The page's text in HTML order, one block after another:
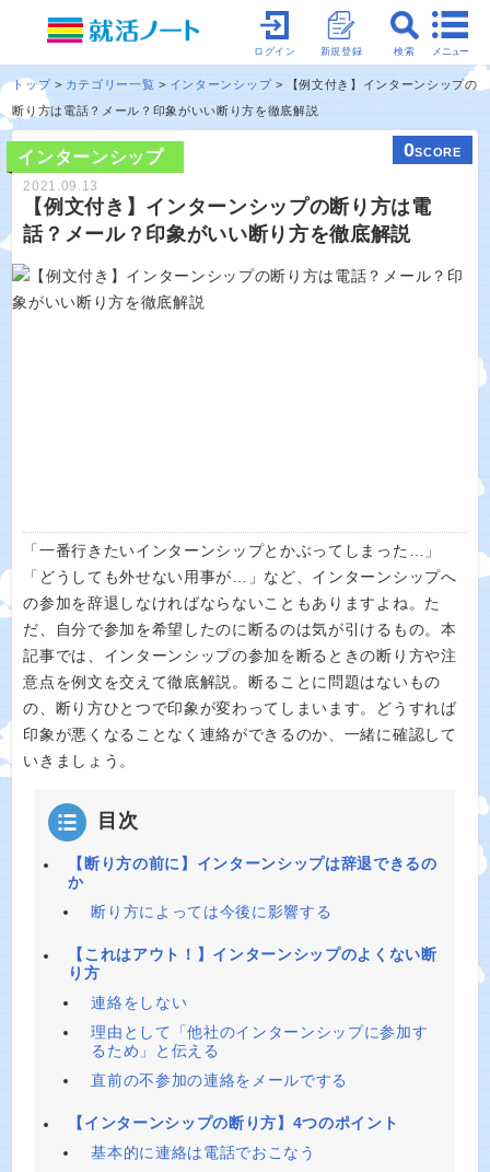
メニュー
検索
新規登録
ログイン
トップ カテゴリー一覧 インターンシップ
【例文付き】インターンシップの
断り方は電話？メール？印象がいい断り方を徹底解説
インターンシップ 0SCORE
2021.09.13
【例文付き】インターンシップの断り方は電
話？メール？印象がいい断り方を徹底解説
「一番行きたいインターンシップとかぶってしまった…」
「どうしても外せない用事が…」など、インターンシップへ
の参加を辞退しなければならないこともありますよね。た
だ、自分で参加を希望したのに断るのは気が引けるもの。本
記事では、インターンシップの参加を断るときの断り方や注
意点を例文を交えて徹底解説。断ることに問題はないもの
の、断り方ひとつで印象が変わってしまいます。どうすれば
印象が悪くなることなく連絡ができるのか、一緒に確認して
いきましょう。
目次
【断り方の前に】インターンシップは辞退できるの
か
断り方によっては今後に影響する
【これはアウト！】インターンシップのよくない断
り方
連絡をしない
理由として「他社のインターンシップに参加す
るため」と伝える
直前の不参加の連絡をメールでする
【インターンシップの断り方】4つのポイント
基本的に連絡は電話でおこなう